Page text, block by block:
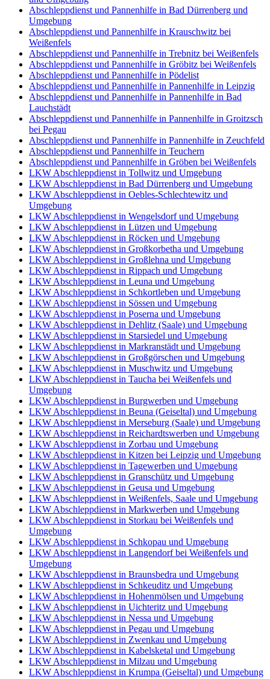
Abschleppdienst und Pannenhilfe in Bad Dürrenberg und
Umgebung
Abschleppdienst und Pannenhilfe in Krauschwitz bei
Weißenfels
Abschleppdienst und Pannenhilfe in Trebnitz bei Weißenfels
Abschleppdienst und Pannenhilfe in Gröbitz bei Weißenfels
Abschleppdienst und Pannenhilfe in Pödelist
Abschleppdienst und Pannenhilfe in Pannenhilfe in Leipzig
Abschleppdienst und Pannenhilfe in Pannenhilfe in Bad
Lauchstädt
Abschleppdienst und Pannenhilfe in Pannenhilfe in Groitzsch
bei Pegau
Abschleppdienst und Pannenhilfe in Pannenhilfe in Zeuchfeld
Abschleppdienst und Pannenhilfe in Teuchern
Abschleppdienst und Pannenhilfe in Gröben bei Weißenfels
LKW Abschleppdienst in Tollwitz und Umgebung
LKW Abschleppdienst in Bad Dürrenberg und Umgebung
LKW Abschleppdienst in Oebles-Schlechtewitz und
Umgebung
LKW Abschleppdienst in Wengelsdorf und Umgebung
LKW Abschleppdienst in Lützen und Umgebung
LKW Abschleppdienst in Röcken und Umgebung
LKW Abschleppdienst in Großkorbetha und Umgebung
LKW Abschleppdienst in Großlehna und Umgebung
LKW Abschleppdienst in Rippach und Umgebung
LKW Abschleppdienst in Leuna und Umgebung
LKW Abschleppdienst in Schkortleben und Umgebung
LKW Abschleppdienst in Sössen und Umgebung
LKW Abschleppdienst in Poserna und Umgebung
LKW Abschleppdienst in Dehlitz (Saale) und Umgebung
LKW Abschleppdienst in Starsiedel und Umgebung
LKW Abschleppdienst in Markranstädt und Umgebung
LKW Abschleppdienst in Großgörschen und Umgebung
LKW Abschleppdienst in Muschwitz und Umgebung
LKW Abschleppdienst in Taucha bei Weißenfels und
Umgebung
LKW Abschleppdienst in Burgwerben und Umgebung
LKW Abschleppdienst in Beuna (Geiseltal) und Umgebung
LKW Abschleppdienst in Merseburg (Saale) und Umgebung
LKW Abschleppdienst in Reichardtswerben und Umgebung
LKW Abschleppdienst in Zorbau und Umgebung
LKW Abschleppdienst in Kitzen bei Leipzig und Umgebung
LKW Abschleppdienst in Tagewerben und Umgebung
LKW Abschleppdienst in Granschütz und Umgebung
LKW Abschleppdienst in Geusa und Umgebung
LKW Abschleppdienst in Weißenfels, Saale und Umgebung
LKW Abschleppdienst in Markwerben und Umgebung
LKW Abschleppdienst in Storkau bei Weißenfels und
Umgebung
LKW Abschleppdienst in Schkopau und Umgebung
LKW Abschleppdienst in Langendorf bei Weißenfels und
Umgebung
LKW Abschleppdienst in Braunsbedra und Umgebung
LKW Abschleppdienst in Schkeuditz und Umgebung
LKW Abschleppdienst in Hohenmölsen und Umgebung
LKW Abschleppdienst in Uichteritz und Umgebung
LKW Abschleppdienst in Nessa und Umgebung
LKW Abschleppdienst in Pegau und Umgebung
LKW Abschleppdienst in Zwenkau und Umgebung
LKW Abschleppdienst in Kabelsketal und Umgebung
LKW Abschleppdienst in Milzau und Umgebung
LKW Abschleppdienst in Krumpa (Geiseltal) und Umgebung